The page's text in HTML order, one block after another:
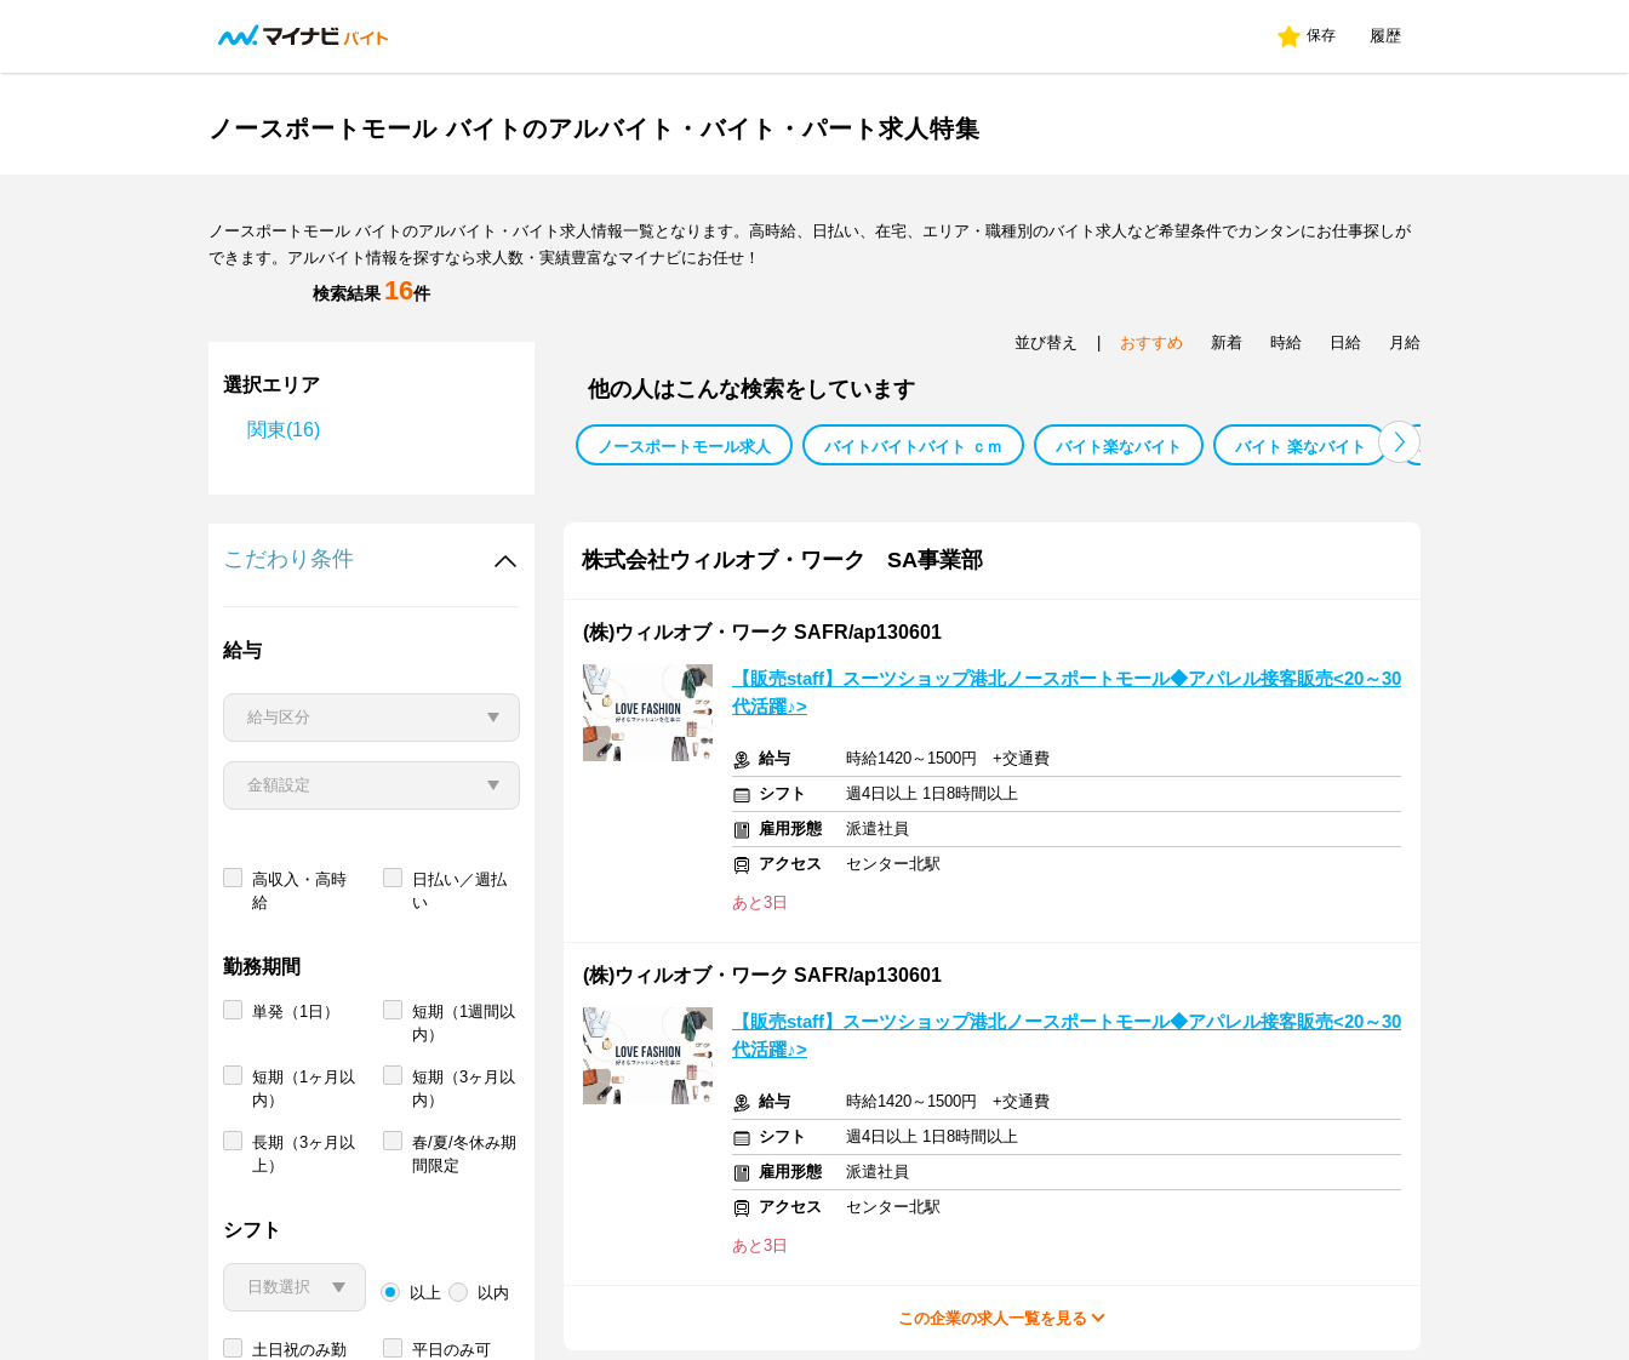
保存 履歴
ノースポートモール バイトのアルバイト・バイト・パート求人特集
ノースポートモール バイトのアルバイト・バイト求人情報一覧となります。高時給、日払い、在宅、エリア・職種別のバイト求人など希望条件でカンタンにお仕事探しが
できます。アルバイト情報を探すなら求人数・実績豊富なマイナビにお任せ！
検索結果 16件
選択エリア
関東(16)
こだわり条件
給与
高収入・高時
給
日払い／週払
い
勤務期間
単発（1日）
短期（1週間以
内）
短期（1ヶ月以
内）
短期（3ヶ月以
内）
長期（3ヶ月以
上）
春/夏/冬休み期
間限定
シフト
以上 以内
土日祝のみ勤
平日のみ可
並び替え おすすめ 新着 時給 日給 月給
他の人はこんな検索をしています
ノースポートモール求人 バイトバイトバイト ｃｍ バイト楽なバイト バイト 楽なバイト バイトレ 単発バイト
株式会社ウィルオブ・ワーク SA事業部
(株)ウィルオブ・ワーク SAFR/ap130601
【販売staff】スーツショップ港北ノースポートモール◆アパレル接客販売<20～30
代活躍♪>
給与
時給1420～1500円 +交通費
シフト
週4日以上 1日8時間以上
雇用形態
派遣社員
アクセス
センター北駅
あと3日
(株)ウィルオブ・ワーク SAFR/ap130601
【販売staff】スーツショップ港北ノースポートモール◆アパレル接客販売<20～30
代活躍♪>
給与
時給1420～1500円 +交通費
シフト
週4日以上 1日8時間以上
雇用形態
派遣社員
アクセス
センター北駅
あと3日
この企業の求人一覧を見る